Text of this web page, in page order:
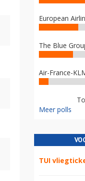
European
The Blue
Air-France-
Meer polls
TUI